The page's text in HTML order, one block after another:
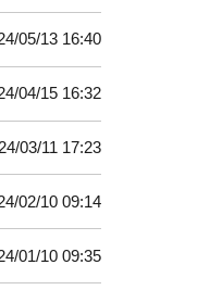
05/13 16:40
04/15 16:32
03/11 17:23
02/10 09:14
01/10 09:35